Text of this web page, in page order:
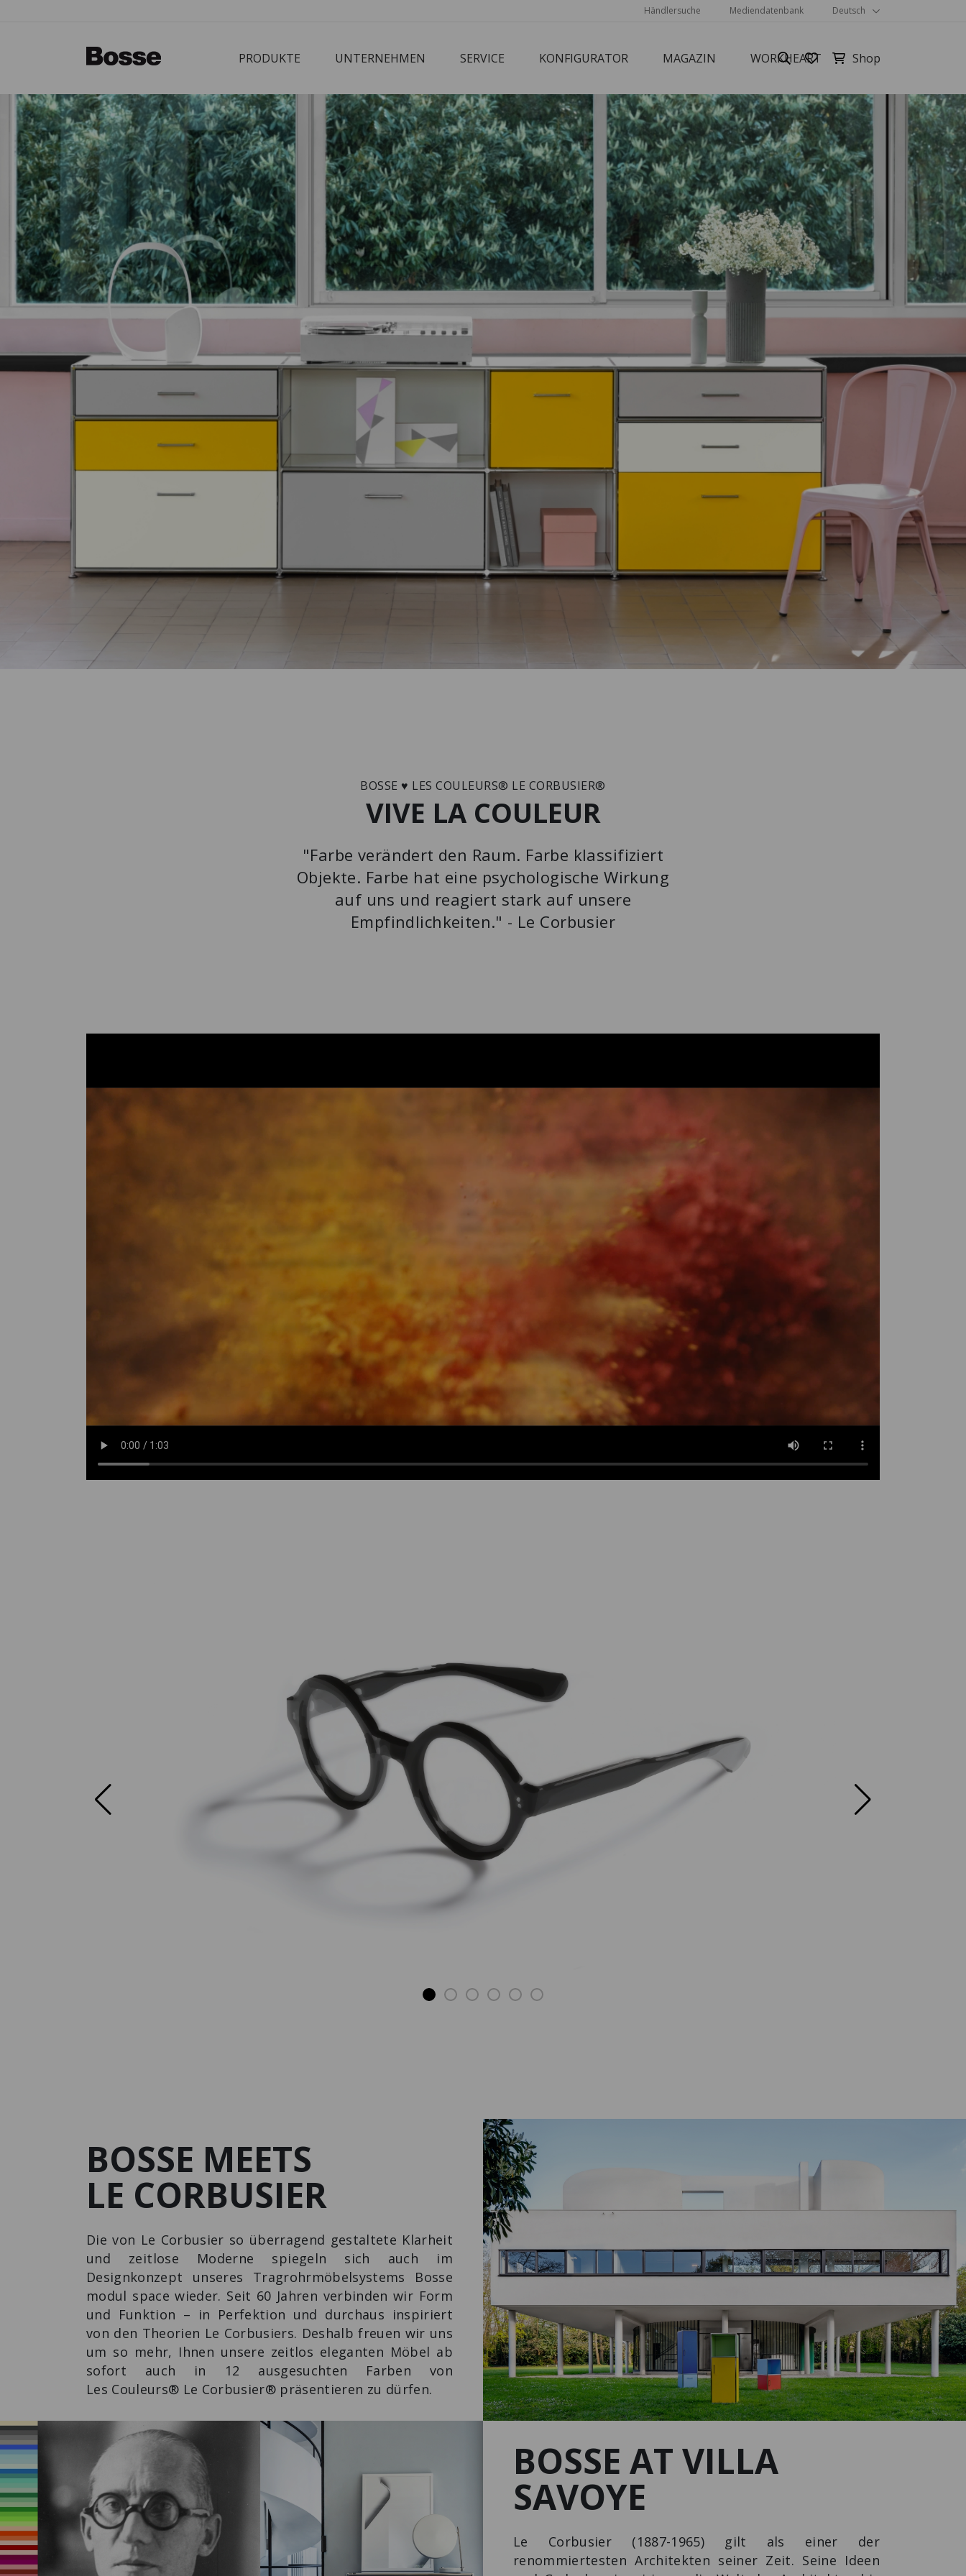
Händlersuche Mediendatenbank Deutsch
PRODUKTE UNTERNEHMEN SERVICE KONFIGURATOR MAGAZIN WORKHEART
Bürostuhl Corbusier Cube M3 Economy Schreibtisch
PRODUKTE Alle anzeigen
BEISTELLTISCH
Einsetzbar, wo Sie
es brauchen.
GARDEROBE
MIT SITZBANK
Garderobe nach
LAMELLA
SYSTEM
Flexibilität,
Funktionalität und
Die Design-Theke
nach Maß.
gewissen Etwas.
BOSSE ♥ LES COULEURS® LE CORBUSIER®
VIVE LA COULEUR
"Farbe verändert den Raum. Farbe klassifiziert
Objekte. Farbe hat eine psychologische Wirkung
auf uns und reagiert stark auf unsere
Empfindlichkeiten." - Le Corbusier
BOSSE MEETS
LE CORBUSIER
Die von Le Corbusier so überragend gestaltete Klarheit
und zeitlose Moderne spiegeln sich auch im
Designkonzept unseres Tragrohrmöbelsystems Bosse
modul space wieder. Seit 60 Jahren verbinden wir Form
und Funktion – in Perfektion und durchaus inspiriert
von den Theorien Le Corbusiers. Deshalb freuen wir uns
um so mehr, Ihnen unsere zeitlos eleganten Möbel ab
sofort auch in 12 ausgesuchten Farben von
Les Couleurs® Le Corbusier® präsentieren zu dürfen.
BOSSE AT VILLA
SAVOYE
Le Corbusier (1887-1965) gilt als einer der
renommiertesten Architekten seiner Zeit. Seine Ideen